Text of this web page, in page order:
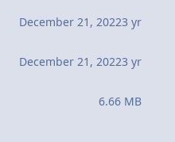
December 21, 20223 yr
December 21, 20223 yr
6.66 MB